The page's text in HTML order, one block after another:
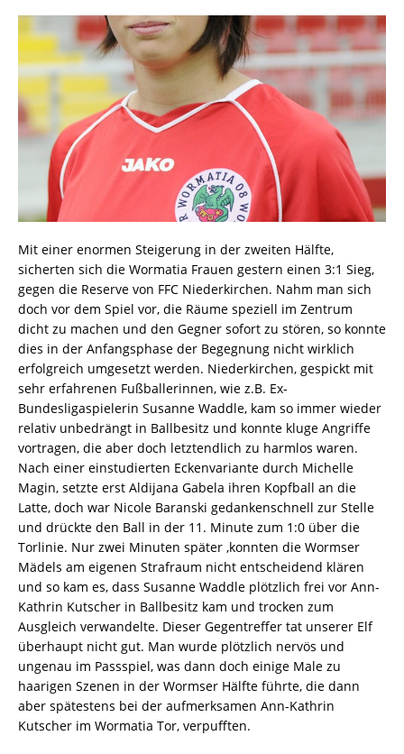
Mit einer enormen Steigerung in der zweiten Hälfte,
sicherten sich die Wormatia Frauen gestern einen 3:1 Sieg,
gegen die Reserve von FFC Niederkirchen. Nahm man sich
doch vor dem Spiel vor, die Räume speziell im Zentrum
dicht zu machen und den Gegner sofort zu stören, so konnte
dies in der Anfangsphase der Begegnung nicht wirklich
erfolgreich umgesetzt werden. Niederkirchen, gespickt mit
sehr erfahrenen Fußballerinnen, wie z.B. Ex-
Bundesligaspielerin Susanne Waddle, kam so immer wieder
relativ unbedrängt in Ballbesitz und konnte kluge Angriffe
vortragen, die aber doch letztendlich zu harmlos waren.
Nach einer einstudierten Eckenvariante durch Michelle
Magin, setzte erst Aldijana Gabela ihren Kopfball an die
Latte, doch war Nicole Baranski gedankenschnell zur Stelle
und drückte den Ball in der 11. Minute zum 1:0 über die
Torlinie. Nur zwei Minuten später ,konnten die Wormser
Mädels am eigenen Strafraum nicht entscheidend klären
und so kam es, dass Susanne Waddle plötzlich frei vor Ann-
Kathrin Kutscher in Ballbesitz kam und trocken zum
Ausgleich verwandelte. Dieser Gegentreffer tat unserer Elf
überhaupt nicht gut. Man wurde plötzlich nervös und
ungenau im Passspiel, was dann doch einige Male zu
haarigen Szenen in der Wormser Hälfte führte, die dann
aber spätestens bei der aufmerksamen Ann-Kathrin
Kutscher im Wormatia Tor, verpufften.